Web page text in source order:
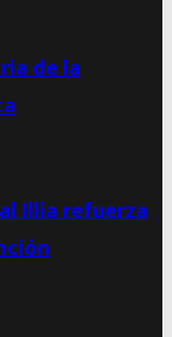
de la
Illia refuerza